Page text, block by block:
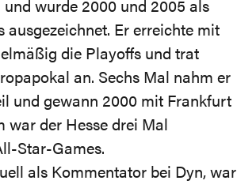
wurde 2000 und 2005 als
ausgezeichnet. Er erreichte mit
die Playoffs und trat
an. Sechs Mal nahm er
und gewann 2000 mit Frankfurt
war der Hesse drei Mal
Star-Games.
als Kommentator bei Dyn, war